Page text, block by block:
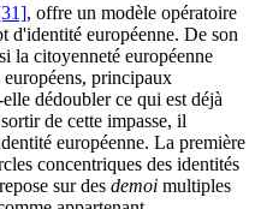
, offre un modèle opératoire
d'identité européenne. De son
la citoyenneté européenne
principaux
dédoubler ce qui est déjà
de cette impasse, il
européenne. La première
concentriques des identités
sur des demoi multiples